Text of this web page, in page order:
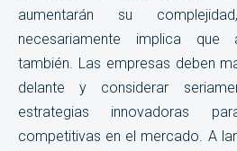
aumentarán su
necesariamente implica
también. Las empresas deben
delante y considerar
estrategias innovadoras
competitivas en el mercado. A